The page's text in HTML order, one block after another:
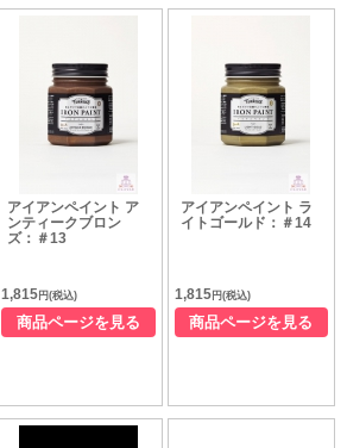
アイアンペイント ア
ンティークブロン
ズ：＃13
1,815円(税込)
商品ページを見る
アイアンペイント ラ
イトゴールド：＃14
1,815円(税込)
商品ページを見る